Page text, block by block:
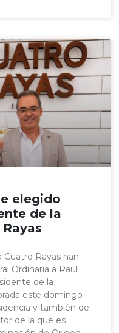
elegido
de la
Cuatro Rayas han
Ordinaria a Raúl
de la
este domingo
y también de
de la que es